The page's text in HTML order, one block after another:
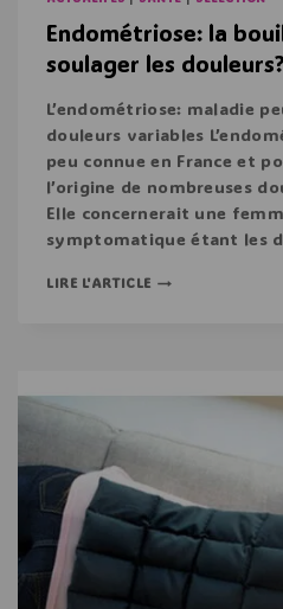
Endométriose: la
soulager les douleurs?
L’endométriose: maladie
douleurs variables
peu connue en France et
l’origine de nombreuses
Elle concernerait une
symptomatique étant les
LIRE L'ARTICLE